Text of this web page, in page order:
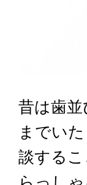
昔は歯
までい
談する